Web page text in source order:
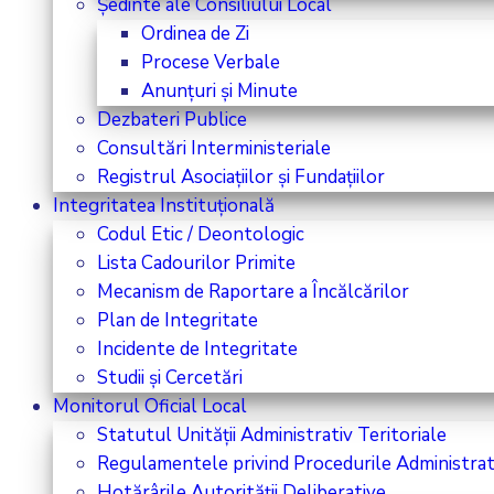
Ordinea de Zi
Procese Verbale
Anunțuri și Minute
Dezbateri Publice
Consultări Interministeriale
Registrul Asociațiilor și Fundațiilor
Integritatea Instituțională
Codul Etic / Deontologic
Lista Cadourilor Primite
Mecanism de Raportare a Încălcărilor
Plan de Integritate
Incidente de Integritate
Studii și Cercetări
Monitorul Oficial Local
Statutul Unității Administrativ Teritoriale
Regulamentele privind Procedurile